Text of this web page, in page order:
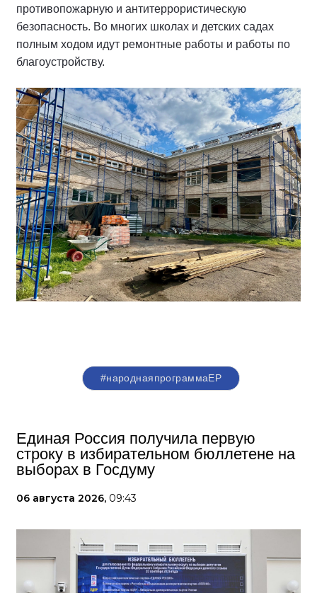
противопожарную и антитеррористическую
безопасность. Во многих школах и детских садах
полным ходом идут ремонтные работы и работы по
благоустройству.
#народнаяпрограммаЕР
Единая Россия получила первую
строку в избирательном бюллетене на
выборах в Госдуму
06 августа 2026, 09:43